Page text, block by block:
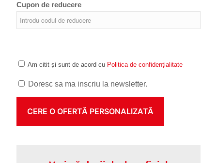
Cupon de reducere
Am citit și sunt de acord cu Politica de confidențialitate
Doresc sa ma inscriu la newsletter.